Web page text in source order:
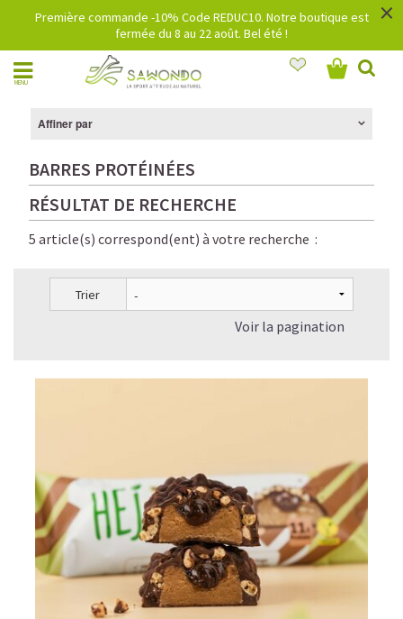
Première commande -10% Code REDUC10. Notre boutique est
fermée du 8 au 22 août. Bel été !
×
MENU
Affiner par
BARRES PROTÉINÉES
RÉSULTAT DE RECHERCHE
5 article(s) correspond(ent) à votre recherche :
Trier
Voir la pagination